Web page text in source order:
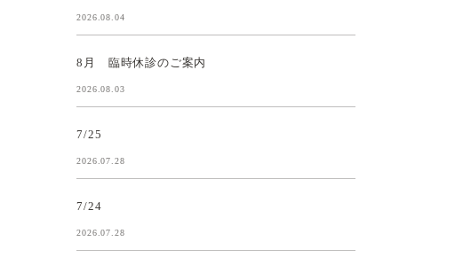
2026.08.04
8月 臨時休診のご案内
2026.08.03
7/25
2026.07.28
7/24
2026.07.28